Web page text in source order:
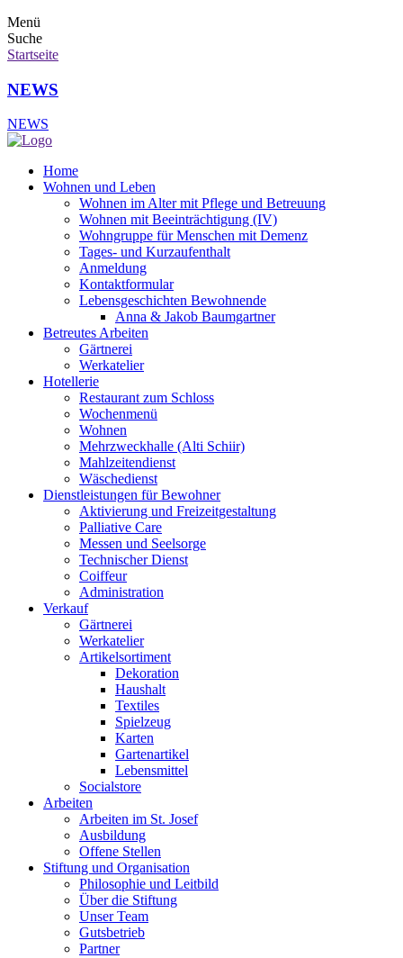
Menü
Suche
Startseite
NEWS
NEWS
Home
Wohnen und Leben
Wohnen im Alter mit Pflege und Betreuung
Wohnen mit Beeinträchtigung (IV)
Wohngruppe für Menschen mit Demenz
Tages- und Kurzaufenthalt
Anmeldung
Kontaktformular
Lebensgeschichten Bewohnende
Anna & Jakob Baumgartner
Betreutes Arbeiten
Gärtnerei
Werkatelier
Hotellerie
Restaurant zum Schloss
Wochenmenü
Wohnen
Mehrzweckhalle (Alti Schiir)
Mahlzeitendienst
Wäschedienst
Dienstleistungen für Bewohner
Aktivierung und Freizeitgestaltung
Palliative Care
Messen und Seelsorge
Technischer Dienst
Coiffeur
Administration
Verkauf
Gärtnerei
Werkatelier
Artikelsortiment
Dekoration
Haushalt
Textiles
Spielzeug
Karten
Gartenartikel
Lebensmittel
Socialstore
Arbeiten
Arbeiten im St. Josef
Ausbildung
Offene Stellen
Stiftung und Organisation
Philosophie und Leitbild
Über die Stiftung
Unser Team
Gutsbetrieb
Partner